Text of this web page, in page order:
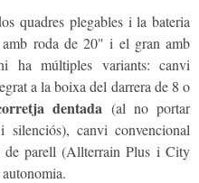
quadres plegables i la bateria
roda de 20" i el gran amb
múltiples variants: canvi
a la boixa del darrera de 8 o
dentada (al no portar
canvi convencional
parell (Allterrain Plus i City